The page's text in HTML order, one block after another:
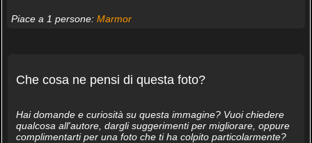
Piace a 1 persone: Marmor
Che cosa ne pensi di questa foto?
Hai domande e curiosità su questa immagine? Vuoi chiedere
qualcosa all'autore, dargli suggerimenti per migliorare, oppure
complimentarti per una foto che ti ha colpito particolarmente?